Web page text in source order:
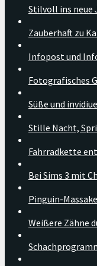
Stilvoll ins neue
Zauberhaft zu
Infopost und
Fotografisches
Süße und
Stille Nacht,
Fahrradkette
Bei Sims 3 mit
Pinguin-
Weißere Zähne